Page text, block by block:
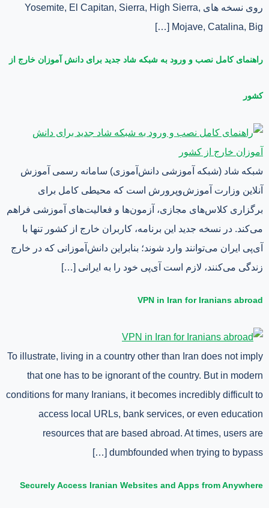
روی نسخه های Yosemite, El Capitan, Sierra, High Sierra,
Mojave, Catalina, Big […]
راهنمای کامل نصب و ورود به شبکه شاد جدید برای دانش آموزان خارج از
کشور
شبکه شاد (شبکه آموزشی دانش‌آموزی) سامانه رسمی آموزش
آنلاین وزارت آموزش‌وپرورش است که محیطی کامل برای
برگزاری کلاس‌های مجازی، آزمون‌ها و فعالیت‌های آموزشی فراهم
می‌کند. در نسخه جدید این برنامه، کاربران خارج از کشور تنها با
آی‌پی ایران می‌توانند وارد شوند؛ بنابراین دانش‌آموزانی که در خارج
زندگی می‌کنند، لازم است آی‌پی خود را به ایرانی […]
VPN in Iran for Iranians abroad
To illustrate, living in a country other than Iran does not imply
that one has to be ignorant of the country. But in modern
conditions for many Iranians, it becomes incredibly difficult to
access local URLs, bank services, or even education
resources that are based abroad. At times, users are
dumbfounded when trying to bypass […]
Securely Access Iranian Websites and Apps from Anywhere